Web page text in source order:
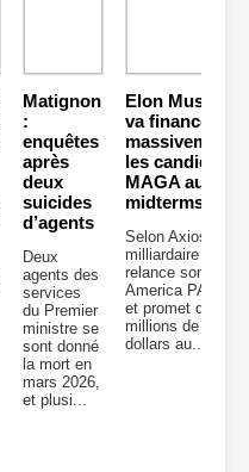
Matignon
:
enquêtes
après
deux
suicides
d’agents
Deux
agents des
services
du Premier
ministre se
sont donné
la mort en
mars 2026,
et plusi...
Elon Musk
va financer
massivement
les candidats
MAGA aux
midterms
Selon Axios, le
milliardaire
relance son
America PAC
et promet des
millions de
dollars au...